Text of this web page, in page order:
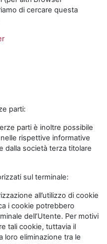
di cercare questa
parti:
parti è inoltre possibile
rispettive informative
dalla società terza titolare
sul terminale:
all’utilizzo di cookie
i cookie potrebbero
dell’Utente. Per motivi
tali cookie, tuttavia il
loro eliminazione tra le